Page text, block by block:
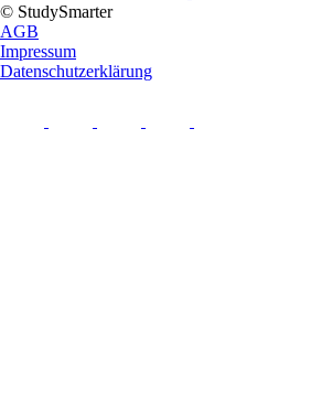
© StudySmarter
AGB
Impressum
Datenschutzerklärung